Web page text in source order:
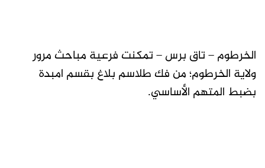
الخرطوم – تاق برس – تمكنت فرعية مباحث مرور
ولاية الخرطوم؛ من فك طلاسم بلاغ بقسم امبدة
بضبط المتهم الأساسي.